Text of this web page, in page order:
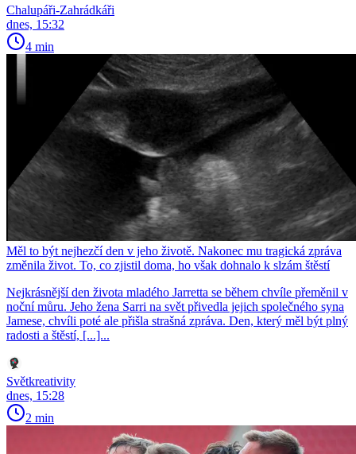
Chalupáři-Zahrádkáři
dnes, 15:32
4 min
Měl to být nejhezčí den v jeho životě. Nakonec mu tragická zpráva
změnila život. To, co zjistil doma, ho však dohnalo k slzám štěstí
Nejkrásnější den života mladého Jarretta se během chvíle přeměnil v
noční můru. Jeho žena Sarri na svět přivedla jejich společného syna
Jamese, chvíli poté ale přišla strašná zpráva. Den, který měl být plný
radosti a štěstí, [...]...
Světkreativity
dnes, 15:28
2 min